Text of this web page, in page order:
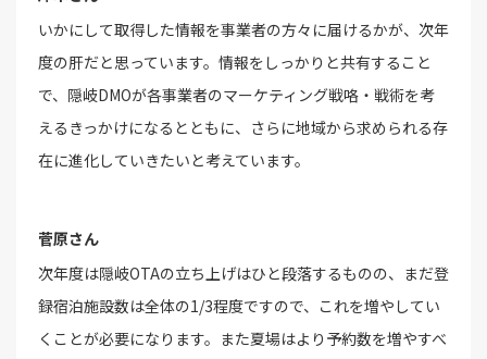
いかにして取得した情報を事業者の方々に届けるかが、次年
度の肝だと思っています。情報をしっかりと共有すること
で、隠岐DMOが各事業者のマーケティング戦咯・戦術を考
えるきっかけになるとともに、さらに地域から求められる存
在に進化していきたいと考えています。
菅原さん
次年度は隠岐OTAの立ち上げはひと段落するものの、まだ登
録宿泊施設数は全体の1/3程度ですので、これを増やしてい
くことが必要になります。また夏場はより予約数を増やすべ